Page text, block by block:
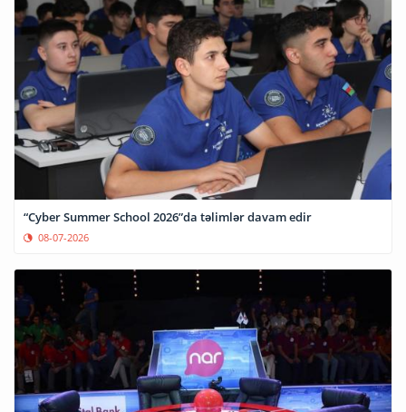
“Cyber Summer School 2026”da təlimlər davam edir
08-07-2026